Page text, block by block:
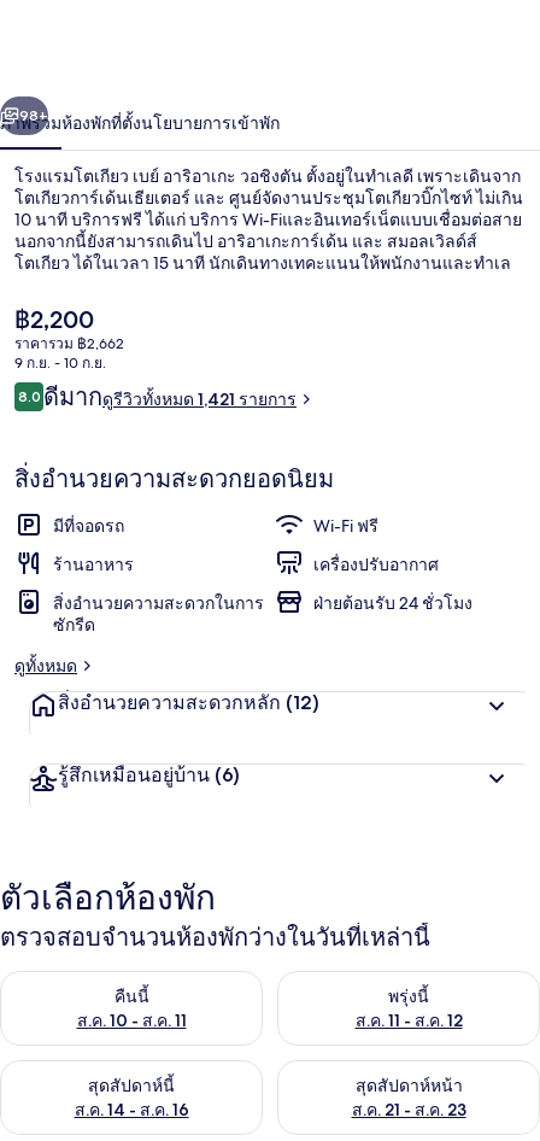
ริ
อา
เกะ
วอชิงตัน
า
ถัดไป
98+
ภาพรวมห้องพักที่ตั้งนโยบายการเข้าพัก
โรงแรมโตเกียว เบย์ อาริอาเกะ วอชิงตัน ตั้งอยู่ในทำเลดี เพราะเดินจาก
โตเกียวการ์เด้นเธียเตอร์ และ ศูนย์จัดงานประชุมโตเกียวบิ๊กไซท์ ไม่เกิน
10 นาที บริการฟรี ได้แก่ บริการ Wi-Fiและอินเทอร์เน็ตแบบเชื่อมต่อสาย
นอกจากนี้ยังสามารถเดินไป อาริอาเกะการ์เด้น และ สมอลเวิลด์ส์
โตเกียว ได้ในเวลา 15 นาที นักเดินทางเทคะแนนให้พนักงานและทำเล
โตเกียวบิ๊กไซต์
ราคา
ปัจจุบัน
฿2,200
฿2,200
ราคารวม ฿2,662
9 ก.ย. - 10 ก.ย.
รีวิว
8.08.0 จาก 10
ดีมากดูรีวิวทั้งหมด 1,421 รายการ
สิ่งอำนวยความสะดวกยอดนิยม
มีที่จอดรถ
Wi-Fi ฟรี
ร้านอาหาร
เครื่องปรับอากาศ
สิ่งอำนวยความสะดวกในการ
ซักรีด
ฝ่ายต้อนรับ 24 ชั่วโมง
ดูทั้งหมด
สิ่งอำนวยความสะดวกหลัก (12)
รู้สึกเหมือนอยู่บ้าน (6)
ตัวเลือกห้องพัก
ตรวจสอบจำนวนห้องพักว่างในวันที่เหล่านี้
คืนนี้
ส.ค. 10 - ส.ค. 11
ตรวจสอบจำนวนห้องพักว่างในคืนนี้ ส.ค. 10 - ส.ค. 11
พรุ่งนี้
ส.ค. 11 - ส.ค. 12
ตรวจสอบจำนวนห้องพักว่างในพ
สุดสัปดาห์นี้
ส.ค. 14 - ส.ค. 16
ตรวจสอบจำนวนห้องพักว่างในสุดสัปดาห์นี้ ส.ค. 14 - ส.ค. 16
สุดสัปดาห์หน้า
ส.ค. 21 - ส.ค. 23
ตรวจสอบจำนวนห้องพักว่างใน